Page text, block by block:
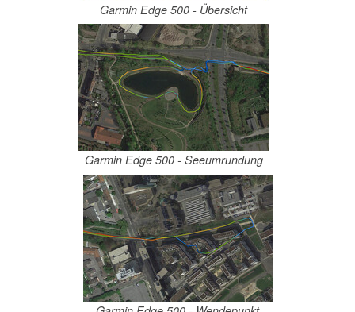
Garmin Edge 500 - Übersicht
Garmin Edge 500 - Seeumrundung